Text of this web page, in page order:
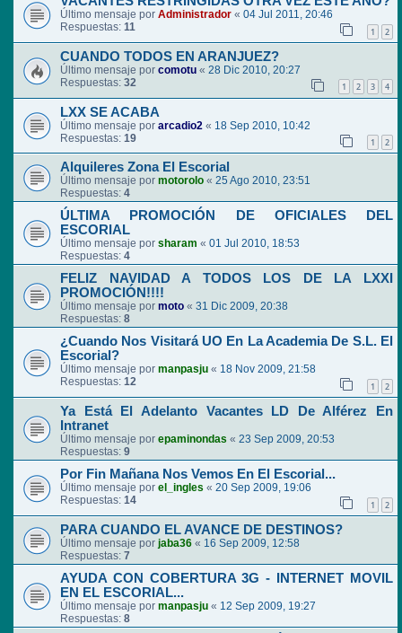
Último mensaje por Administrador « 04 Jul 2011, 20:46
Respuestas: 11 1 2
CUANDO TODOS EN ARANJUEZ?
Último mensaje por comotu « 28 Dic 2010, 20:27
Respuestas: 32 1 2 3 4
LXX SE ACABA
Último mensaje por arcadio2 « 18 Sep 2010, 10:42
Respuestas: 19 1 2
Alquileres Zona El Escorial
Último mensaje por motorolo « 25 Ago 2010, 23:51
Respuestas: 4
ÚLTIMA PROMOCIÓN DE OFICIALES DEL
ESCORIAL
Último mensaje por sharam « 01 Jul 2010, 18:53
Respuestas: 4
FELIZ NAVIDAD A TODOS LOS DE LA LXXI
PROMOCIÓN!!!!
Último mensaje por moto « 31 Dic 2009, 20:38
Respuestas: 8
¿Cuando Nos Visitará UO En La Academia De S.L. El
Escorial?
Último mensaje por manpasju « 18 Nov 2009, 21:58
Respuestas: 12 1 2
Ya Está El Adelanto Vacantes LD De Alférez En
Intranet
Último mensaje por epaminondas « 23 Sep 2009, 20:53
Respuestas: 9
Por Fin Mañana Nos Vemos En El Escorial...
Último mensaje por el_ingles « 20 Sep 2009, 19:06
Respuestas: 14 1 2
PARA CUANDO EL AVANCE DE DESTINOS?
Último mensaje por jaba36 « 16 Sep 2009, 12:58
Respuestas: 7
AYUDA CON COBERTURA 3G - INTERNET MOVIL
EN EL ESCORIAL...
Último mensaje por manpasju « 12 Sep 2009, 19:27
Respuestas: 8